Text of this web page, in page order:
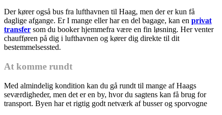
Der kører også bus fra lufthavnen til Haag, men der er kun få
daglige afgange. Er I mange eller har en del bagage, kan en privat
transfer som du booker hjemmefra være en fin løsning. Her venter
chaufføren på dig i lufthavnen og kører dig direkte til dit
bestemmelsessted.
At komme rundt
Med almindelig kondition kan du gå rundt til mange af Haags
seværdigheder, men det er en by, hvor du sagtens kan få brug for
transport. Byen har et rigtig godt netværk af busser og sporvogne